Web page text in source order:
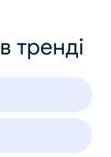
тренді